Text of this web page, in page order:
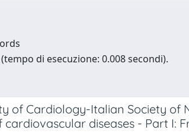
di esecuzione: 0.008 secondi).
of Cardiology-Italian Society of
diseases - Part I: